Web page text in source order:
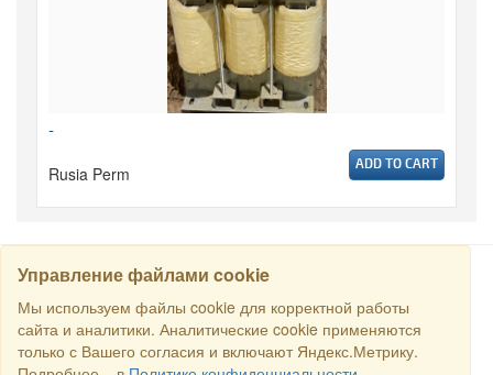
-
Rusia Perm ADD TO CART
Управление файлами cookie
Мы используем файлы cookie для корректной работы
сайта и аналитики. Аналитические cookie применяются
только с Вашего согласия и включают Яндекс.Метрику.
CARI
Semua hak dilindungi undang-undang © 2016 Торговый Дом